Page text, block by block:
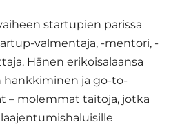
startupien parissa
valmentaja, -mentori, -
Hänen erikoisalaansa
hankkiminen ja go-to-
– molemmat taitoja, jotka